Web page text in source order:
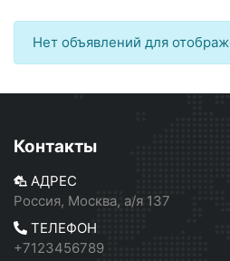
Нет объявлений для
Контакты
АДРЕС
Россия, Москва, а/я 137
ТЕЛЕФОН
+7123456789